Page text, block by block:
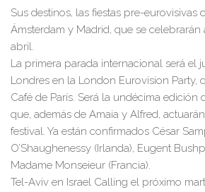
Sus destinos, las fiestas pre-eurovisivas
Ámsterdam y Madrid, que se
abril.
La primera parada internacional será el
Londres en la London Eurovision Party,
Café de París. Será la undécima
que, además de Amaia y Alfred,
festival. Ya están confirmados César
O’Shaughenessy (Irlanda), Eugent
Madame Monseieur (Francia).
Tel-Aviv en Israel Calling el próximo